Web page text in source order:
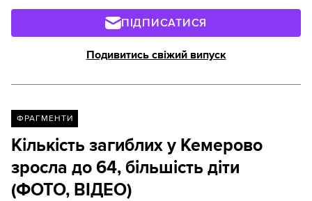
ПІДПИСАТИСЯ
Подивитись свіжий випуск
ФРАГМЕНТИ
Кількість загиблих у Кемерово
зросла до 64, більшість діти
(ФОТО, ВІДЕО)